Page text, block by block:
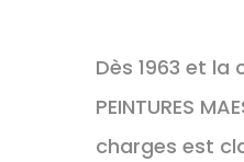
Dès 1963 et
PEINTURES
charges est